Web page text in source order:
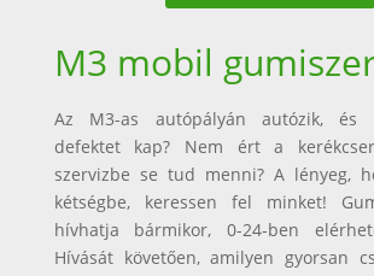
M3 mobil
Az M3-as autópályán autózik, és
defektet kap? Nem ért a
szervizbe se tud menni? A lényeg,
kétségbe, keressen fel minket!
hívhatja bármikor, 0-24-ben
Hívását követően, amilyen gyorsan